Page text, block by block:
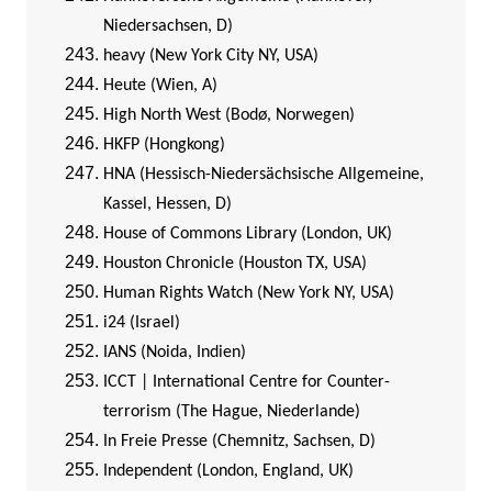
Niedersachsen, D)
heavy (New York City NY, USA)
Heute (Wien, A)
High North West (Bodø, Norwegen)
HKFP (Hongkong)
HNA (Hessisch-Niedersächsische Allgemeine,
Kassel, Hessen, D)
House of Commons Library (London, UK)
Houston Chronicle (Houston TX, USA)
Human Rights Watch (New York NY, USA)
i24 (Israel)
IANS (Noida, Indien)
ICCT | International Centre for Counter-
terrorism (The Hague, Niederlande)
In Freie Presse (Chemnitz, Sachsen, D)
Independent (London, England, UK)